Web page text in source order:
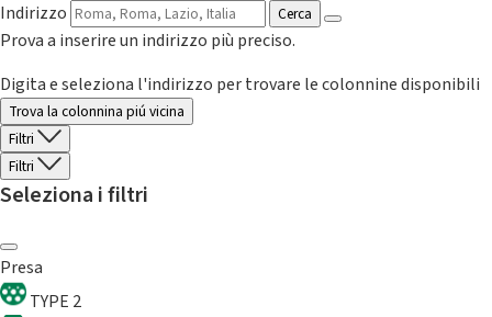
Indirizzo
Cerca
Prova a inserire un indirizzo più preciso.
Digita e seleziona l'indirizzo per trovare le colonnine disponibili
Trova la colonnina piú vicina
Filtri
Filtri
Seleziona i filtri
Presa
TYPE 2